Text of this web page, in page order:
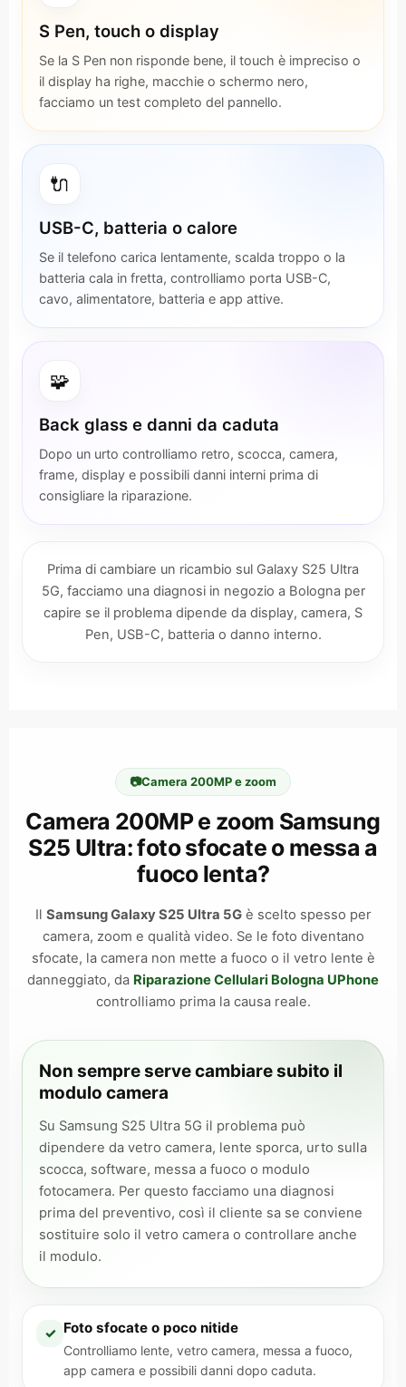
S Pen, touch o display
Se la S Pen non risponde bene, il touch è impreciso o
il display ha righe, macchie o schermo nero,
facciamo un test completo del pannello.
🔌
USB-C, batteria o calore
Se il telefono carica lentamente, scalda troppo o la
batteria cala in fretta, controlliamo porta USB-C,
cavo, alimentatore, batteria e app attive.
🧩
Back glass e danni da caduta
Dopo un urto controlliamo retro, scocca, camera,
frame, display e possibili danni interni prima di
consigliare la riparazione.
Prima di cambiare un ricambio sul Galaxy S25 Ultra
5G, facciamo una diagnosi in negozio a Bologna per
capire se il problema dipende da display, camera, S
Pen, USB-C, batteria o danno interno.
📷Camera 200MP e zoom
Camera 200MP e zoom Samsung
S25 Ultra: foto sfocate o messa a
fuoco lenta?
Il Samsung Galaxy S25 Ultra 5Gè scelto spesso per
camera, zoom e qualità video. Se le foto diventano
sfocate, la camera non mette a fuoco o il vetro lente è
danneggiato, da Riparazione Cellulari Bologna UPhone
controlliamo prima la causa reale.
Non sempre serve cambiare subito il
modulo camera
Su Samsung S25 Ultra 5G il problema può
dipendere da vetro camera, lente sporca, urto sulla
scocca, software, messa a fuoco o modulo
fotocamera. Per questo facciamo una diagnosi
prima del preventivo, così il cliente sa se conviene
sostituire solo il vetro camera o controllare anche
il modulo.
✓ Foto sfocate o poco nitide
Controlliamo lente, vetro camera, messa a fuoco,
app camera e possibili danni dopo caduta.